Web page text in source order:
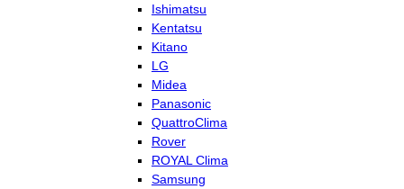
Ishimatsu
Kentatsu
Kitano
LG
Midea
Panasonic
QuattroClima
Rover
ROYAL Clima
Samsung